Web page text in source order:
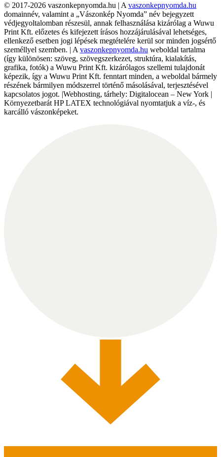
© 2017-2026 vaszonkepnyomda.hu | A vaszonkepnyomda.hu
domainnév, valamint a „Vászonkép Nyomda” név bejegyzett
védjegyoltalomban részesül, annak felhasználása kizárólag a Wuwu
Print Kft. előzetes és kifejezett írásos hozzájárulásával lehetséges,
ellenkező esetben jogi lépések megtételére kerül sor minden jogsértő
személlyel szemben. | A vaszonkepnyomda.hu weboldal tartalma
(így különösen: szöveg, szövegszerkezet, struktúra, kialakítás,
grafika, fotók) a Wuwu Print Kft. kizárólagos szellemi tulajdonát
képezik, így a Wuwu Print Kft. fenntart minden, a weboldal bármely
részének bármilyen módszerrel történő másolásával, terjesztésével
kapcsolatos jogot. |Webhosting, tárhely: Digitalocean – New York |
Környezetbarát HP LATEX technológiával nyomtatjuk a víz-, és
karcálló vászonképeket.